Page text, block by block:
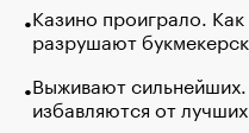
Казино проиграло.
разрушают
Выживают
избавляются от